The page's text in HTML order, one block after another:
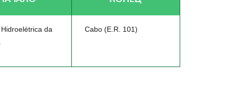
da
Cabo (E.R. 101)